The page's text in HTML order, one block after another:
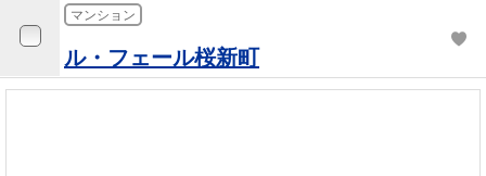
マンション
ル・フェール桜新町